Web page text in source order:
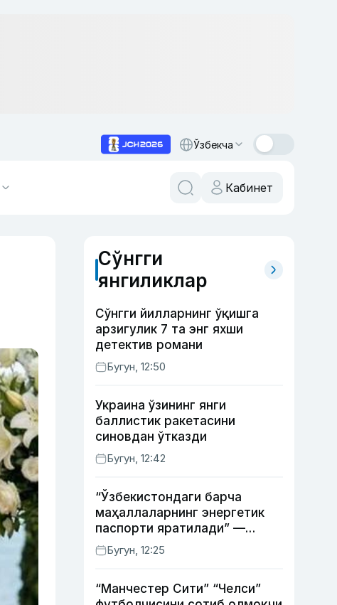
Ўзбекча
Кабинет
Сўнгги
янгиликлар
Сўнгги йилларнинг ўқишга
арзигулик 7 та энг яхши
детектив романи
Бугун, 12:50
Украина ўзининг янги
баллистик ракетасини
синовдан ўтказди
Бугун, 12:42
“Ўзбекистондаги барча
маҳаллаларнинг энергетик
паспорти яратилади” —
энергетика вазири
Бугун, 12:25
“Манчестер Сити” “Челси”